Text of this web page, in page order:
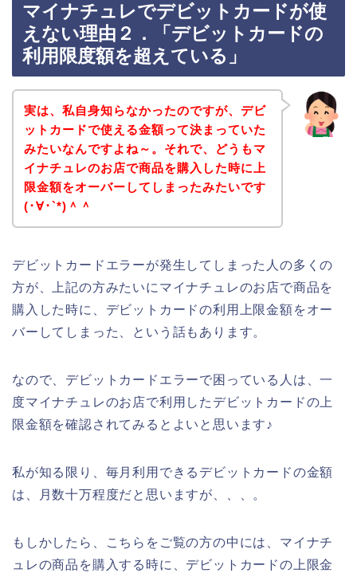
マイナチュレでデビットカードが使
えない理由２．「デビットカードの
利用限度額を超えている」
実は、私自身知らなかったのですが、デビ
ットカードで使える金額って決まっていた
みたいなんですよね～。それで、どうもマ
イナチュレのお店で商品を購入した時に上
限金額をオーバーしてしまったみたいです
(･∀･`*)＾＾
デビットカードエラーが発生してしまった人の多くの
方が、上記の方みたいにマイナチュレのお店で商品を
購入した時に、デビットカードの利用上限金額をオー
バーしてしまった、という話もあります。
なので、デビットカードエラーで困っている人は、一
度マイナチュレのお店で利用したデビットカードの上
限金額を確認されてみるとよいと思います♪
私が知る限り、毎月利用できるデビットカードの金額
は、月数十万程度だと思いますが、、、。
もしかしたら、こちらをご覧の方の中には、マイナチ
ュレの商品を購入する時に、デビットカードの上限金